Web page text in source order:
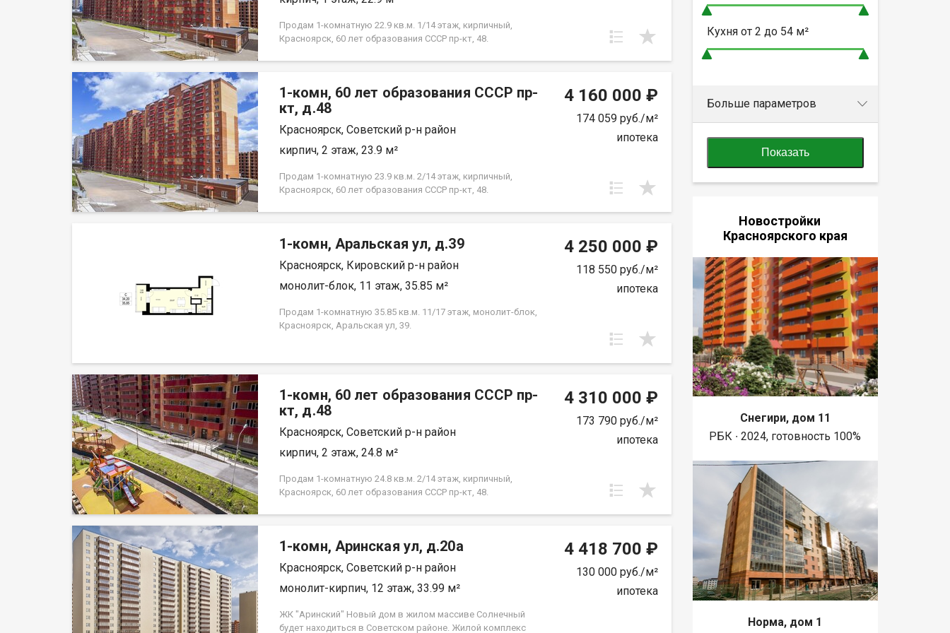
для комфортного проживания. Условия продажи:
договоренности.
Продам 1-комнатную 22.9 кв.м. 1/14 этаж, кирпичный,
Красноярск, 60 лет образования СССР пр-кт, 48.
1-комн, 60 лет образования СССР пр-
кт, д.48
Красноярск, Советский р-н район
кирпич, 2 этаж, 23.9 м²
Продам 1-комнатную 23.9 кв.м. 2/14 этаж, кирпичный,
Красноярск, 60 лет образования СССР пр-кт, 48.
4 160 000 ₽
174 059 руб./м²
ипотека
1-комн, Аральская ул, д.39
Красноярск, Кировский р-н район
монолит-блок, 11 этаж, 35.85 м²
Продам 1-комнатную 35.85 кв.м. 11/17 этаж, монолит-блок,
Красноярск, Аральская ул, 39.
4 250 000 ₽
118 550 руб./м²
ипотека
1-комн, 60 лет образования СССР пр-
кт, д.48
Красноярск, Советский р-н район
кирпич, 2 этаж, 24.8 м²
Продам 1-комнатную 24.8 кв.м. 2/14 этаж, кирпичный,
Красноярск, 60 лет образования СССР пр-кт, 48.
4 310 000 ₽
173 790 руб./м²
ипотека
1-комн, Аринская ул, д.20а
Красноярск, Советский р-н район
монолит-кирпич, 12 этаж, 33.99 м²
ЖК "Аринский" Новый дом в жилом массиве Солнечный
будет находиться в Советском районе. Жилой комплекс
4 418 700 ₽
130 000 руб./м²
ипотека
Кухня от 2 до 54м²
Больше параметров
Показать
Новостройки
Красноярского края
Снегири, дом 11
РБК ∙ 2024, готовность 100%
Норма, дом 1